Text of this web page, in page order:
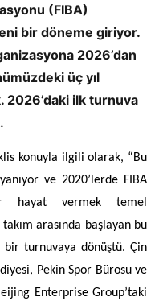
(FIBA)
bir döneme giriyor.
2026’dan
üç yıl
2026’daki ilk turnuva
konuyla ilgili olarak, “Bu
ve 2020’lerde FIBA
hayat vermek temel
arasında başlayan bu
bir turnuvaya dönüştü. Çin
Pekin Spor Bürosu ve
Enterprise Group’taki